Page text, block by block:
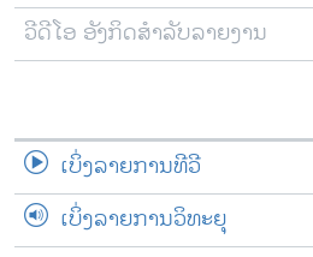
ວີດີໂອ ອັງກິດສຳລັບລາຍງານ
ເບິ່ງລາຍການທີວີ
ເບິ່ງລາຍການວິທະຍຸ